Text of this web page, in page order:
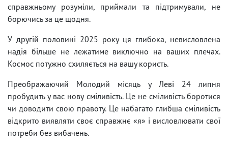
справжньому розуміли, приймали та підтримували, не
борючись за це щодня.
У другій половині 2025 року ця глибока, невисловлена
надія більше не лежатиме виключно на ваших плечах.
Космос потужно схиляється на вашу користь.
Преображаючий Молодий місяць у Леві 24 липня
пробудить у вас нову сміливість. Це не сміливість боротися
чи доводити свою правоту. Це набагато глибша сміливість
відкрито виявляти своє справжнє «я» і висловлювати свої
потреби без вибачень.